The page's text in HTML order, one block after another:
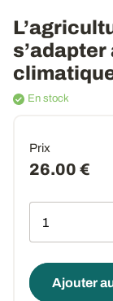
En stock
Prix
26.00 €
Ajouter